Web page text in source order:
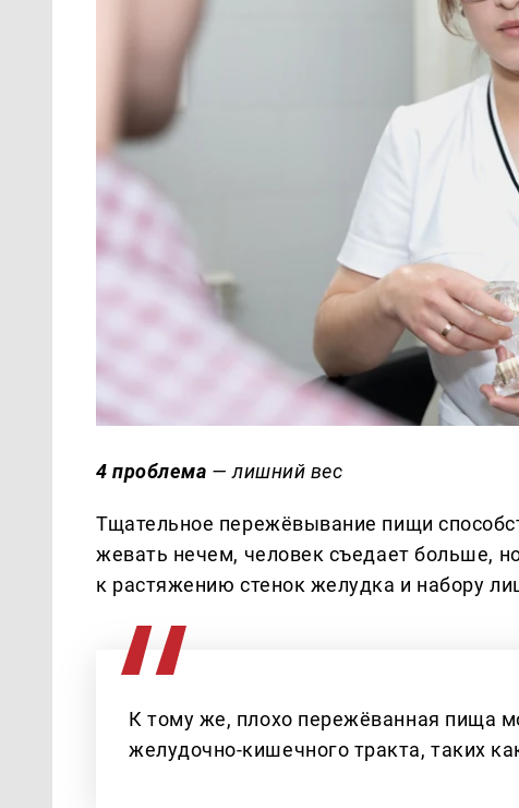
4 проблема — лишний вес
Тщательное пережёвывание пищи
жевать нечем, человек съедает больше,
к растяжению стенок желудка и набору
К тому же, плохо пережёванная пища
желудочно-кишечного тракта, таких